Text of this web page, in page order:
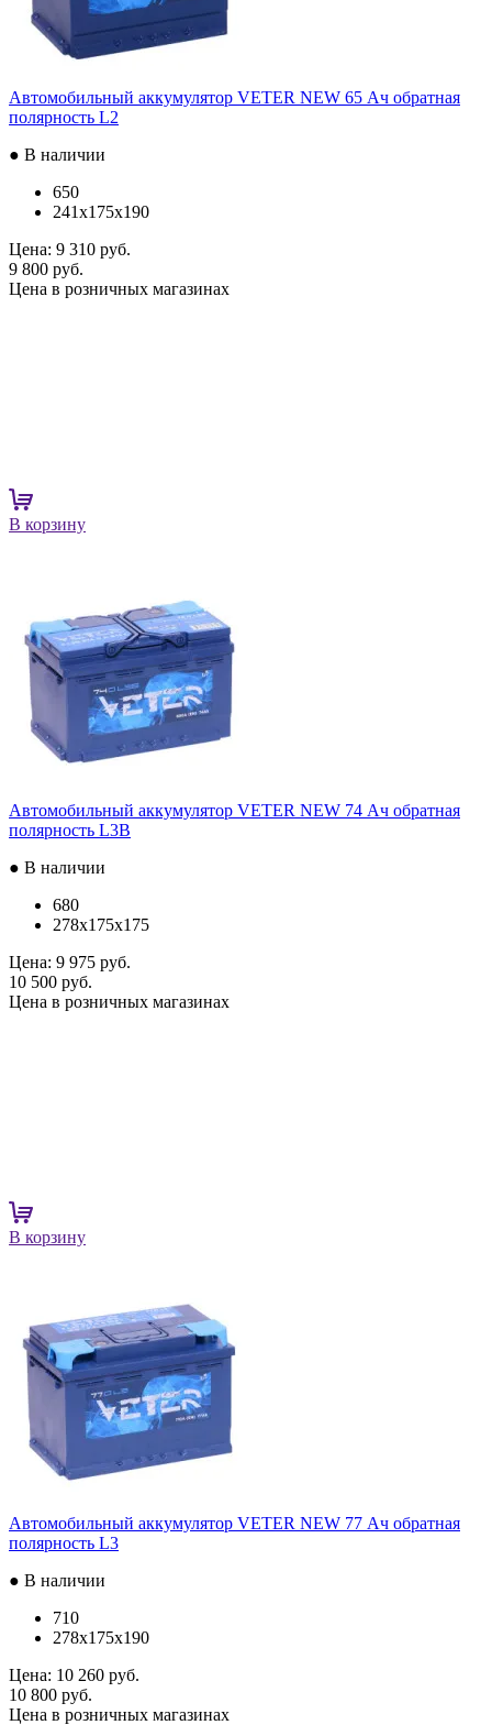
Автомобильный аккумулятор VETER NEW 65 Ач обратная
полярность L2
● В наличии
650
241x175x190
Цена: 9 310 руб.
9 800 руб.
Цена в розничных магазинах
В корзину
Автомобильный аккумулятор VETER NEW 74 Ач обратная
полярность L3B
● В наличии
680
278x175x175
Цена: 9 975 руб.
10 500 руб.
Цена в розничных магазинах
В корзину
Автомобильный аккумулятор VETER NEW 77 Ач обратная
полярность L3
● В наличии
710
278x175x190
Цена: 10 260 руб.
10 800 руб.
Цена в розничных магазинах